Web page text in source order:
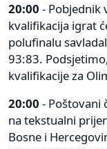
20:00 - Pobjednik
kvalifikacija igrat
polufinalu
93:83.
kvalifikacije za
20:00 - Poštovani
na tekstualni
Bosne i